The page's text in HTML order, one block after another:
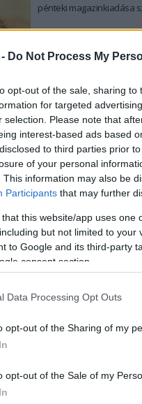
Do Not Process My
opt-out of the sale, sharing
for targeted
selection. Please note that
interest-based ads based
to third parties prior
of your personal
This information may also be
Participants that may further
that this website/app uses
but not limited to
to Google and its third-party
consent section.
Data Processing Opt Outs
opt-out of the Sharing of my
opt-out of the Sale of my
pénteki magazinkiadása
Leonardo da Vinci több
mutatja be a
velencei
Képtár) csütörtökön nyílt
2013. 03. 02.| Kultúrpart
Lefagyott a mosolyaz
hölgyének, aki teljesenúj
nyilvánosság elé. Milliók
2013. 02. 14. Kultúrpart